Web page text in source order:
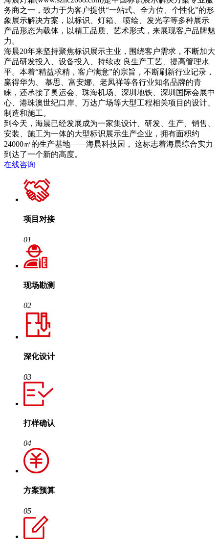
务商之一，致力于为客户提供“一站式、全方位、个性化”的形
象展示解决方案，以标识、灯箱、 喷绘、发光字等多种展示
产品形态为载体，以精工品质、艺术形式，来展现客户品牌魅
力。
海晨20年来坚持聚焦标识展示主业，围绕客户需求，不断加大
产品研发投入、设备投入、持续改 良生产工艺、提高管理水
平。本着“精益求精，客户满意”的宗旨，不断刷新行业记录，
赢得华为、 慕思、富安娜、老凤祥等各行业知名品牌的青
睐，还承接了奥运会、珠海机场、深圳地铁、深圳国际会展中
心、港珠澳世纪口岸、万达广场等大型工程相关项目的设计、
制造和施工。
到今天，海晨已经发展成为一家集设计、研发、生产、销售、
安装、施工为一体的大型标识展示生产企业，拥有面积约
24000㎡的生产基地——海晨科技园， 这标志着海晨综合实力
到达了一个新的高度。
在线咨询
项目对接
01
现场勘测
02
深化设计
03
打样确认
04
方案预算
05